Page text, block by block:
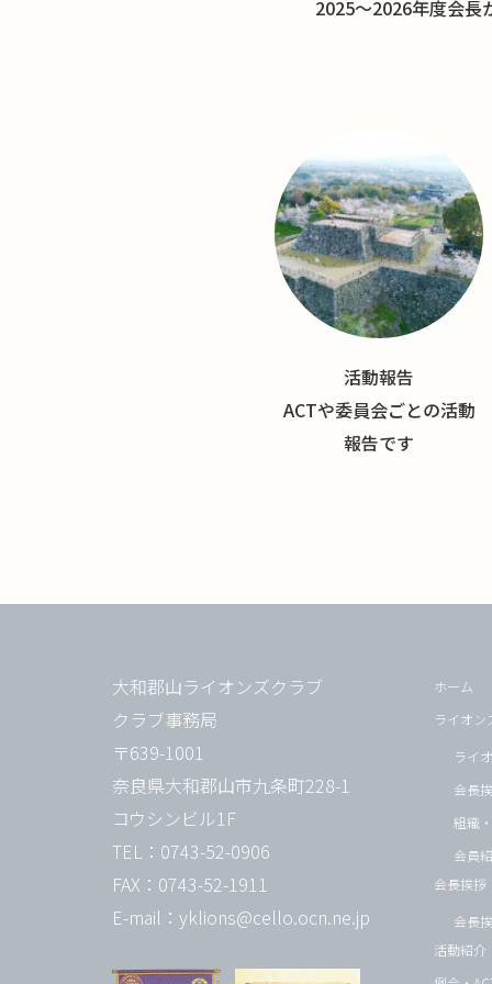
2025〜2026年度会長
活動報告
ACTや委員会ごとの活動
報告です
大和郡山ライオンズクラブ
クラブ事務局
〒639-1001
奈良県大和郡山市九条町228-1
コウシンビル1F
TEL：0743-52-0906
FAX：0743-52-1911
E-mail：yklions@cello.ocn.ne.jp
ホーム
ライオン
ライ
会長
組織
会員
会長挨拶
会長
活動紹介